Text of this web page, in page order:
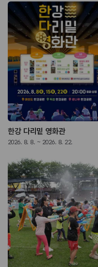
한강 다리밑 영화관
2026. 8. 8. ~ 2026. 8. 22.